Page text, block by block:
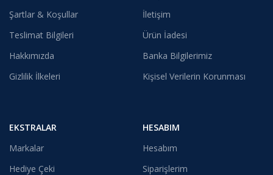
Şartlar & Koşullar
Teslimat Bilgileri
Hakkımızda
Gizlilik İlkeleri
İletişim
Ürün İadesi
Banka Bilgilerimiz
Kişisel Verilerin Korunması
EKSTRALAR
Markalar
Hediye Çeki
HESABIM
Hesabım
Siparişlerim